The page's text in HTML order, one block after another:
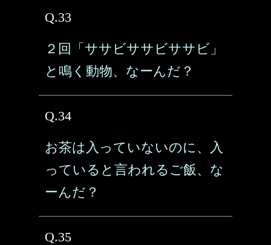
Q.33
２回「ササビササビササビ」
と鳴く動物、なーんだ？
Q.34
お茶は入っていないのに、入
っていると言われるご飯、な
ーんだ？
Q.35